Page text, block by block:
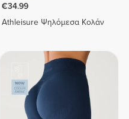
€34.99
Athleisure Ψηλόμεσα Κολάν